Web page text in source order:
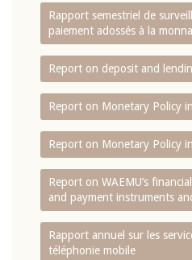
Rapport semestriel de
paiement adossés à la
Report on deposit and
Report on Monetary Policy
Report on Monetary Policy
Report on WAEMU’s
and payment instruments
Rapport annuel sur les
téléphonie mobile